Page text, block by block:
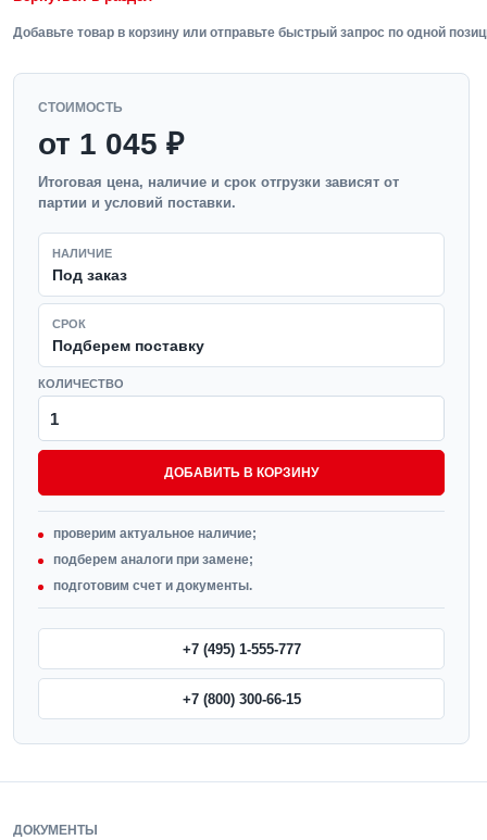
Добавьте товар в корзину или отправьте быстрый запрос по одной
СТОИМОСТЬ
от 1 045 ₽
Итоговая цена, наличие и срок отгрузки зависят от
партии и условий поставки.
НАЛИЧИЕ
Под заказ
СРОК
Подберем поставку
КОЛИЧЕСТВО
ДОБАВИТЬ В КОРЗИНУ
проверим актуальное наличие;
подберем аналоги при замене;
подготовим счет и документы.
+7 (495) 1-555-777
+7 (800) 300-66-15
ДОКУМЕНТЫ